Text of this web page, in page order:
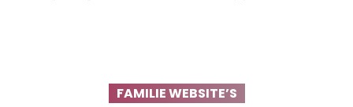
FAMILIE WEBSITE’S